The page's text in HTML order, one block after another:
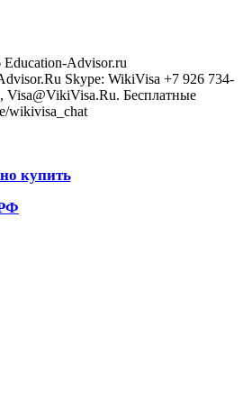
Advisor.ru
Skype: WikiVisa +7 926 734-
Visa@VikiVisa.Ru. Бесплатные
wikivisa_chat
купить